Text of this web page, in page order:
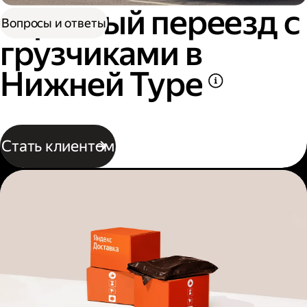
Офисный переезд с
грузчиками в
Нижней Туре
Стать клиентом
Вопросы и ответы